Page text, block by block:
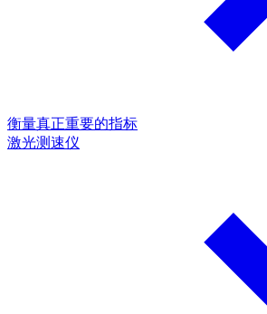
衡量真正重要的指标
激光测速仪